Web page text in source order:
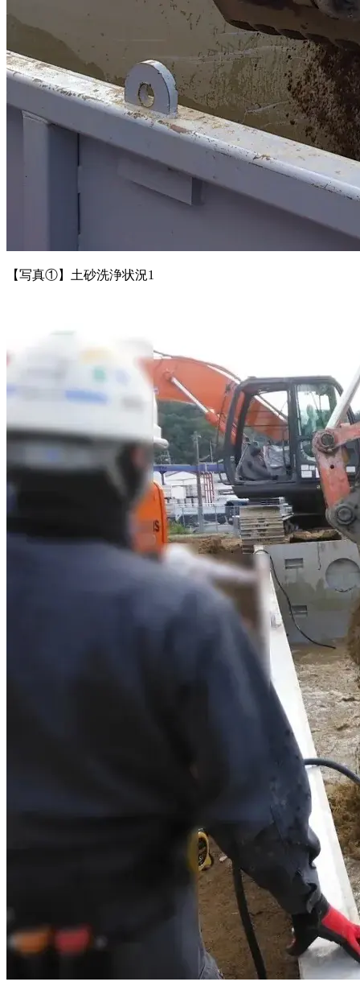
【写真①】土砂洗浄状況1